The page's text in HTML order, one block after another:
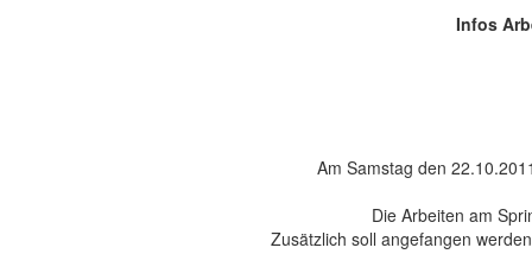
Infos
Am Samstag den
Die Arbeiten am
Zusätzlich soll angefangen